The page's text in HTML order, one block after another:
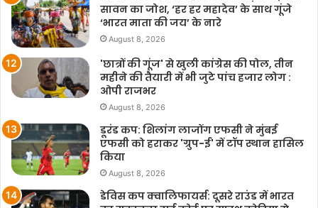
सावन का जोश, ‘हर हर महादेव’ के साथ गूंजे
‘भारत माता की जय’ के नारे
August 8, 2026
'छात्रों की गूंज' से खुली कांग्रेस की पोल, तीन
महीने की तैयारी में भी जुटे पांच हजार लोग :
ओपी राजभर
August 8, 2026
डूरंड कप: शिलांग लाजोंग एफसी ने मुंबई
एफसी को हराकर 'ग्रुप-ई' में टॉप स्थान हासिल
किया
August 8, 2026
डेविस कप क्वालिफायर्स: दूसरे राउंड में भारत